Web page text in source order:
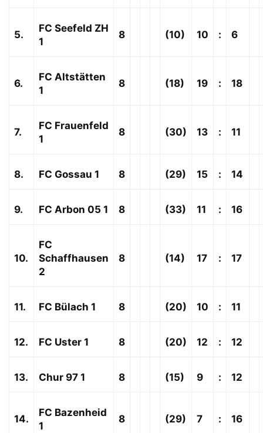
5.
FC Seefeld ZH
1
8 (10) 10 : 6
6.
FC Altstätten
1
8 (18) 19 : 18
7.
FC Frauenfeld
1
8 (30) 13 : 11
8. FC Gossau 1 8 (29) 15 : 14
9. FC Arbon 05 1 8 (33) 11 : 16
10.
FC
Schaffhausen
2
8 (14) 17 : 17
11. FC Bülach 1 8 (20) 10 : 11
12. FC Uster 1 8 (20) 12 : 12
13. Chur 97 1 8 (15) 9 : 12
14.
FC Bazenheid
1
8 (29) 7 : 16